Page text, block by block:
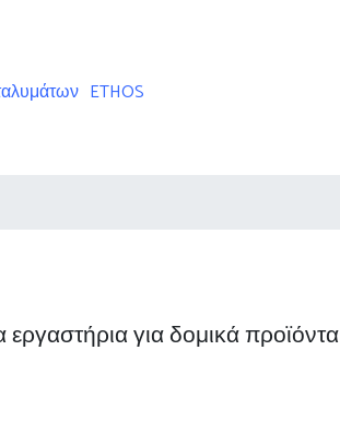
ETHOS
για δομικά προϊόντα